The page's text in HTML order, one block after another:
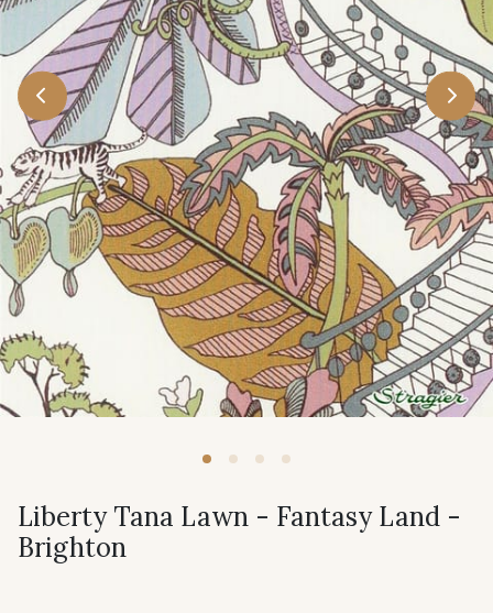
Liberty Tana Lawn - Fantasy Land -
Brighton